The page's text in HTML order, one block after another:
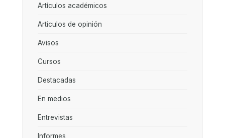
Artículos académicos
Artículos de opinión
Avisos
Cursos
Destacadas
En medios
Entrevistas
Informes